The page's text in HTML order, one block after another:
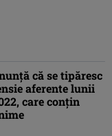
că se tipăresc
aferente lunii
care conţin